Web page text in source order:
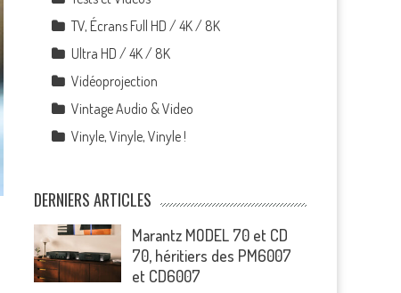
TV, Écrans Full HD / 4K / 8K
Ultra HD / 4K / 8K
Vidéoprojection
Vintage Audio & Video
Vinyle, Vinyle, Vinyle !
DERNIERS ARTICLES
Marantz MODEL 70 et CD
70, héritiers des PM6007
et CD6007